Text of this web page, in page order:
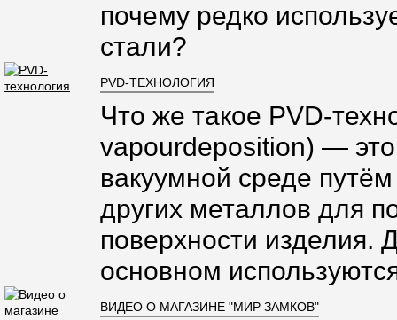
почему редко
стали?
PVD-ТЕХНОЛОГИЯ
Что же такое PVD-
vapourdeposition) —
вакуумной среде
других металлов для
поверхности изделия.
основном
ВИДЕО О МАГАЗИНЕ "МИР ЗАМКОВ"